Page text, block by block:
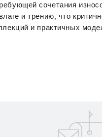
сочетания
и трению, что
и практичных